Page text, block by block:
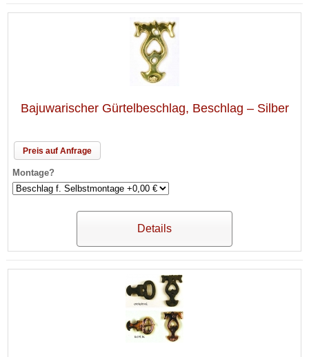
Bajuwarischer Gürtelbeschlag, Beschlag – Silber
Preis auf Anfrage
Montage?
Details